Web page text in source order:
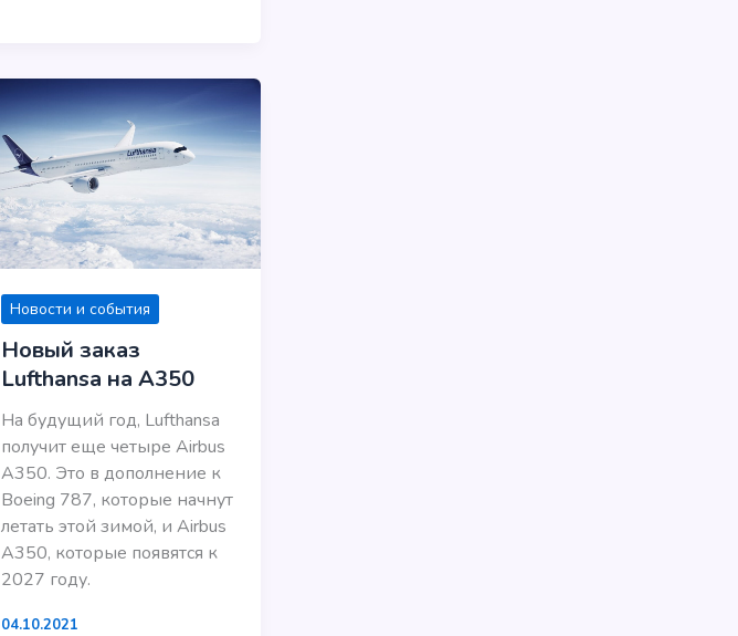
Новости и события
Новый заказ
Lufthansa на A350
На будущий год, Lufthansa
получит еще четыре Airbus
A350. Это в дополнение к
Boeing 787, которые начнут
летать этой зимой, и Airbus
A350, которые появятся к
2027 году.
04.10.2021